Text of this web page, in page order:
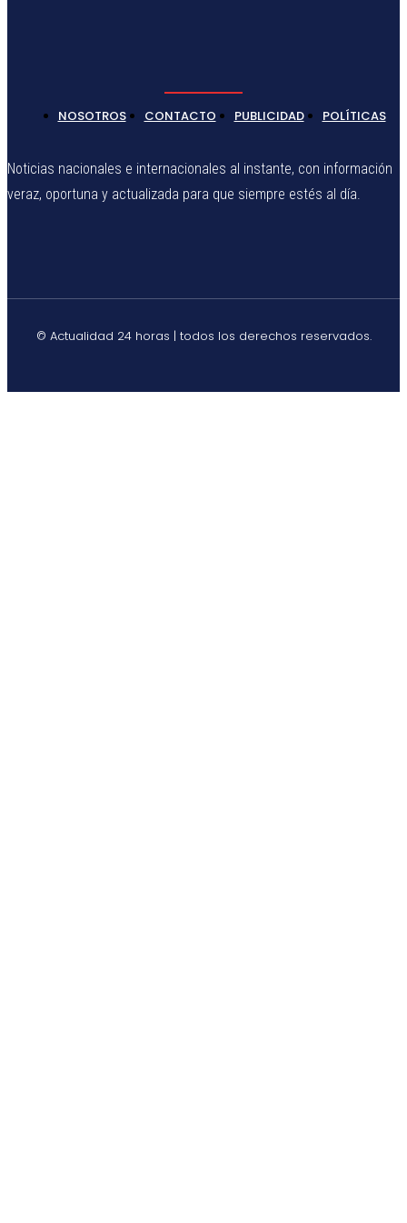
NOSOTROS CONTACTO PUBLICIDAD POLÍTICAS
Noticias nacionales e internacionales al instante, con información
veraz, oportuna y actualizada para que siempre estés al día.
© Actualidad 24 horas | todos los derechos reservados.